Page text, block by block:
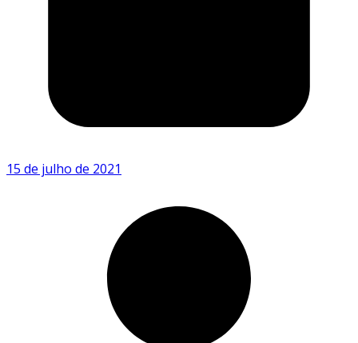
15 de julho de 2021